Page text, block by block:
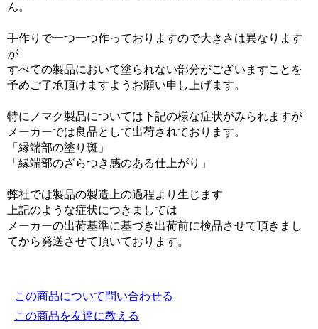
ん。
手作りで一つ一つ作っておりますので大きさは異なります
が
すべての製品において塗られない部分がございますことを
予めご了承頂けますようお願い申し上げます。
特にノマク製品については下記の様な症状がみられますが
メーカーでは良品として出荷されております。
「縁端部の塗り斑」
「縁端部のざらつき感のある仕上がり」
弊社では製品の製造上の過程より生じます
上記のような症状につきましては
メーカーの出荷基準に基づき出荷前に検品させて頂きまし
てから発送させて頂いております。
この商品について問い合わせる
この商品を友達に教える